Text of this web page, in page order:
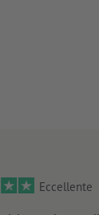
Eccellente